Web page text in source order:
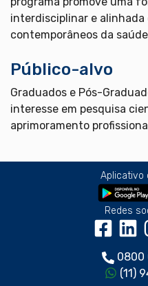
interdisciplinar e alinhada
contemporâneos da
Público-alvo
Graduados e Pós-
interesse em pesquisa
aprimoramento
Aplicativo
Redes
0800
(11)